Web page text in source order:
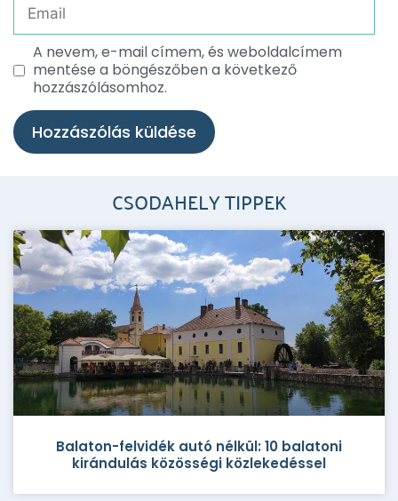
A nevem, e-mail címem, és weboldalcímem
mentése a böngészőben a következő
hozzászólásomhoz.
CSODAHELY TIPPEK
Balaton-felvidék autó nélkül: 10 balatoni
kirándulás közösségi közlekedéssel